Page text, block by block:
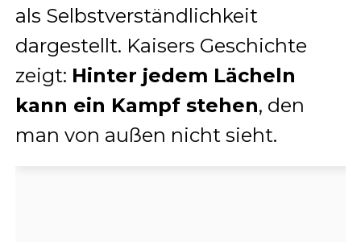
als Selbstverständlichkeit
dargestellt. Kaisers Geschichte
zeigt: Hinter jedem Lächeln
kann ein Kampf stehen, den
man von außen nicht sieht.